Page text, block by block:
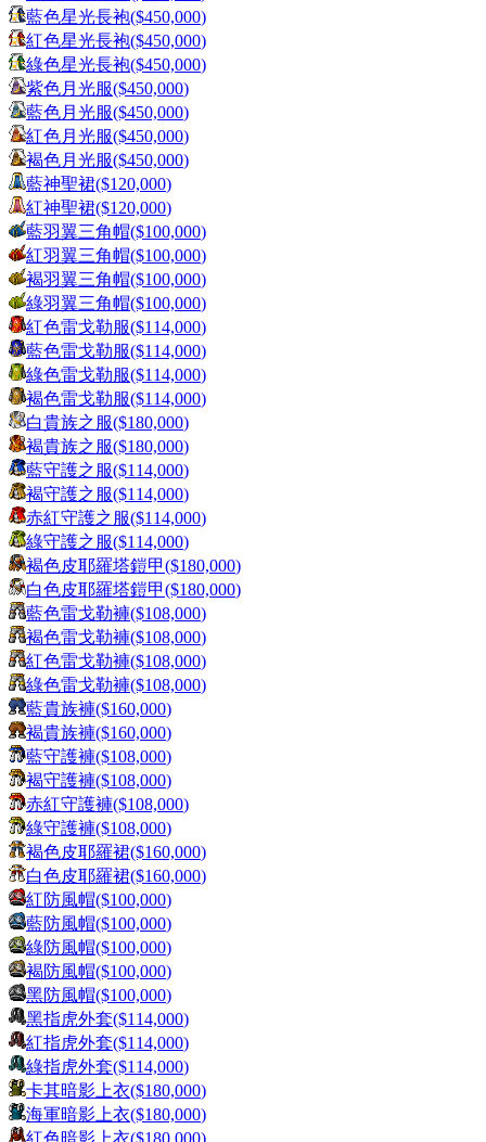
藍色星光長袍($450,000)
紅色星光長袍($450,000)
綠色星光長袍($450,000)
紫色月光服($450,000)
藍色月光服($450,000)
紅色月光服($450,000)
褐色月光服($450,000)
藍神聖裙($120,000)
紅神聖裙($120,000)
藍羽翼三角帽($100,000)
紅羽翼三角帽($100,000)
褐羽翼三角帽($100,000)
綠羽翼三角帽($100,000)
紅色雷戈勒服($114,000)
藍色雷戈勒服($114,000)
綠色雷戈勒服($114,000)
褐色雷戈勒服($114,000)
白貴族之服($180,000)
褐貴族之服($180,000)
藍守護之服($114,000)
褐守護之服($114,000)
赤紅守護之服($114,000)
綠守護之服($114,000)
褐色皮耶羅塔鎧甲($180,000)
白色皮耶羅塔鎧甲($180,000)
藍色雷戈勒褲($108,000)
褐色雷戈勒褲($108,000)
紅色雷戈勒褲($108,000)
綠色雷戈勒褲($108,000)
藍貴族褲($160,000)
褐貴族褲($160,000)
藍守護褲($108,000)
褐守護褲($108,000)
赤紅守護褲($108,000)
綠守護褲($108,000)
褐色皮耶羅裙($160,000)
白色皮耶羅裙($160,000)
紅防風帽($100,000)
藍防風帽($100,000)
綠防風帽($100,000)
褐防風帽($100,000)
黑防風帽($100,000)
黑指虎外套($114,000)
紅指虎外套($114,000)
綠指虎外套($114,000)
卡其暗影上衣($180,000)
海軍暗影上衣($180,000)
紅色暗影上衣($180,000)